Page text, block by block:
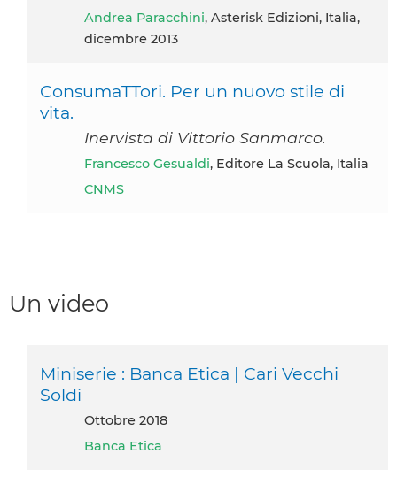
Andrea Paracchini, Asterisk Edizioni, Italia,
dicembre 2013
ConsumaTTori. Per un nuovo stile di
vita.
Inervista di Vittorio Sanmarco.
Francesco Gesualdi, Editore La Scuola, Italia
CNMS
Un video
Miniserie : Banca Etica | Cari Vecchi
Soldi
ottobre 2018
Banca Etica